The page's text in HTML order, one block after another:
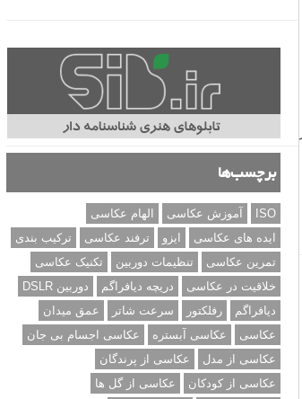
برچسب‌ها
ISO آموزش عکاسی
الهام عکاسی
ایده های عکاسی
ایزو ترفند عکاسی
ترکیب بندی
تمرین عکاسی
تنظیمات دوربین
تکنیک عکاسی
خلاقیت در عکاسی
دریچه دیافراگم
دوربین DSLR
دیافراگم
رفلکتور سرعت شاتر
عمق میدان
عکاسی
عکاسی آبستره
عکاسی اجسام بی جان
عکاسی از مدل
عکاسی از پرندگان
عکاسی از کودکان
عکاسی از گل ها